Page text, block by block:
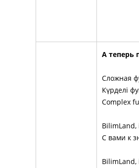
А теперь
Сложная
Күрделі
Complex
BilimLand,
С вами к
BilimLand,